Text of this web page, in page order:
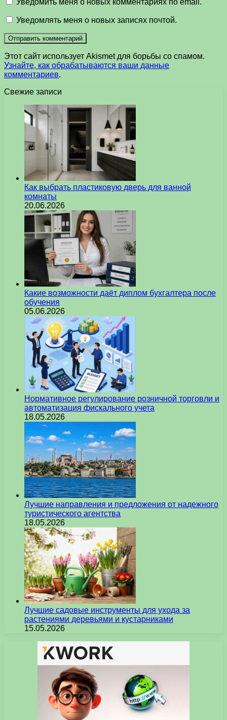
Уведомлять меня о новых записях почтой.
Этот сайт использует Akismet для борьбы со спамом.
Узнайте, как обрабатываются ваши данные
комментариев.
Свежие записи
Как выбрать пластиковую дверь для ванной
комнаты
20.06.2026
Какие возможности даёт диплом бухгалтера после
обучения
05.06.2026
Нормативное регулирование розничной торговли и
автоматизация фискального учета
18.05.2026
Лучшие направления и предложения от надежного
туристического агентства
18.05.2026
Лучшие садовые инструменты для ухода за
растениями деревьями и кустарниками
15.05.2026